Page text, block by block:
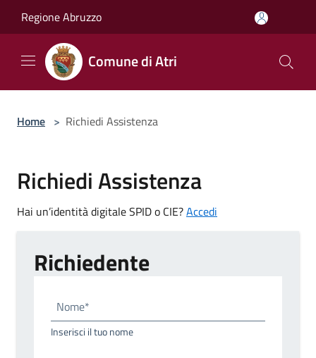
Regione Abruzzo
Comune di Atri
Home > Richiedi Assistenza
Richiedi Assistenza
Hai un’identità digitale SPID o CIE?Accedi
Richiedente
Nome*
Inserisci il tuo nome